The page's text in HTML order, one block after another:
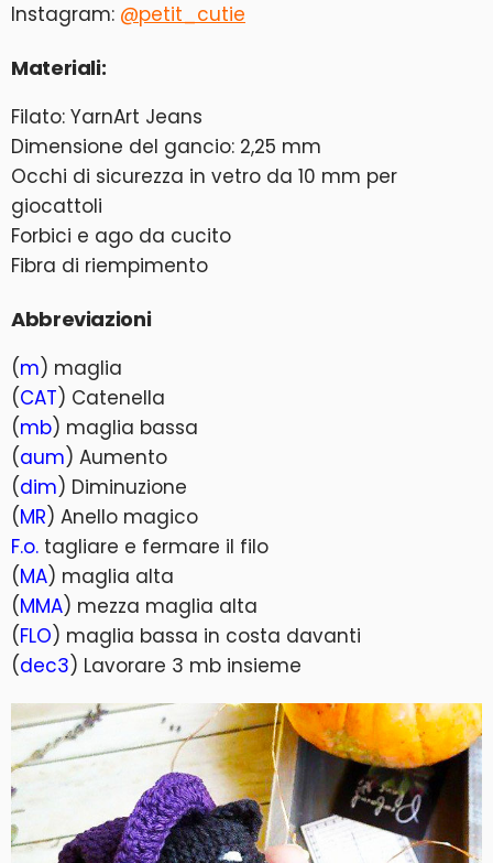
Instagram: @petit_cutie
Materiali:
Filato: YarnArt Jeans
Dimensione del gancio: 2,25 mm
Occhi di sicurezza in vetro da 10 mm per
giocattoli
Forbici e ago da cucito
Fibra di riempimento
Abbreviazioni
(m) maglia
(CAT) Catenella
(mb) maglia bassa
(aum) Aumento
(dim) Diminuzione
(MR) Anello magico
F.o. tagliare e fermare il filo
(MA) maglia alta
(MMA) mezza maglia alta
(FLO) maglia bassa in costa davanti
(dec3) Lavorare 3 mb insieme